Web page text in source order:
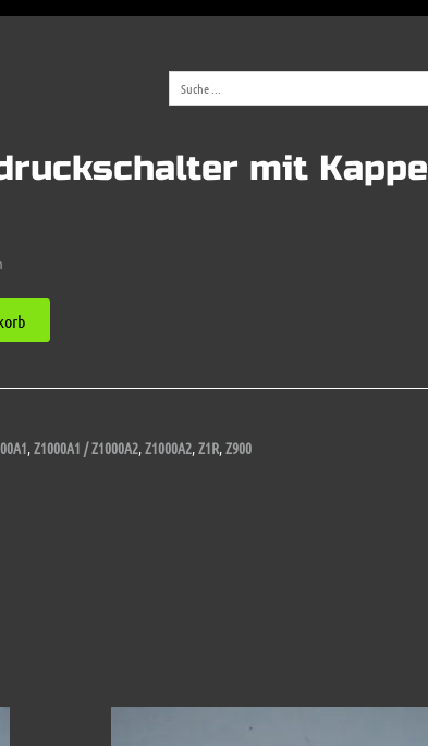
mit Kappe
,Z1000A1 / Z1000A2,Z1000A2,Z1R,Z900